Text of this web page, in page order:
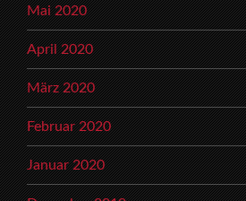
Mai 2020
April 2020
März 2020
Februar 2020
Januar 2020